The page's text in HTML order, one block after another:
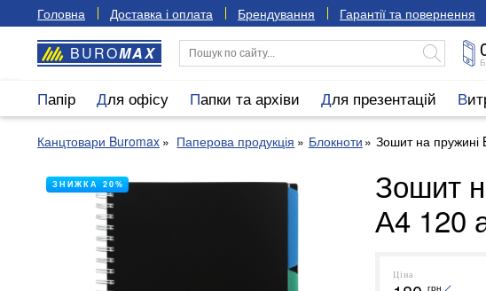
Головна Доставка і оплата Брендування Гарантії та повернення
BUROMAX
Папір Для офісу Папки та архіви Для презентацій
Канцтовари Buromax Паперова продукція Блокноти Зошит на пружині
ЗНИЖКА 20%
Зошит
А4 120
Ціна
грн